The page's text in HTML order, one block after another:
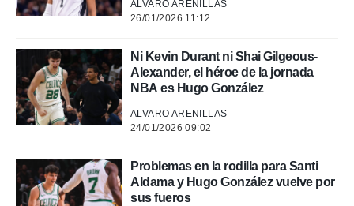
publicidad
de
1199
ALVARO ARENILLAS
26/01/2026 11:12
Ni Kevin Durant ni Shai Gilgeous-
Alexander, el héroe de la jornada
NBA es Hugo González
ALVARO ARENILLAS
24/01/2026 09:02
Problemas en la rodilla para Santi
Aldama y Hugo González vuelve por
sus fueros